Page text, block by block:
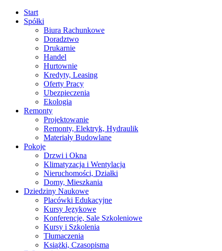
Start
Spółki
Biura Rachunkowe
Doradztwo
Drukarnie
Handel
Hurtownie
Kredyty, Leasing
Oferty Pracy
Ubezpieczenia
Ekologia
Remonty
Projektowanie
Remonty, Elektryk, Hydraulik
Materiały Budowlane
Pokoje
Drzwi i Okna
Klimatyzacja i Wentylacja
Nieruchomości, Działki
Domy, Mieszkania
Dziedziny Naukowe
Placówki Edukacyjne
Kursy Językowe
Konferencje, Sale Szkoleniowe
Kursy i Szkolenia
Tłumaczenia
Książki, Czasopisma